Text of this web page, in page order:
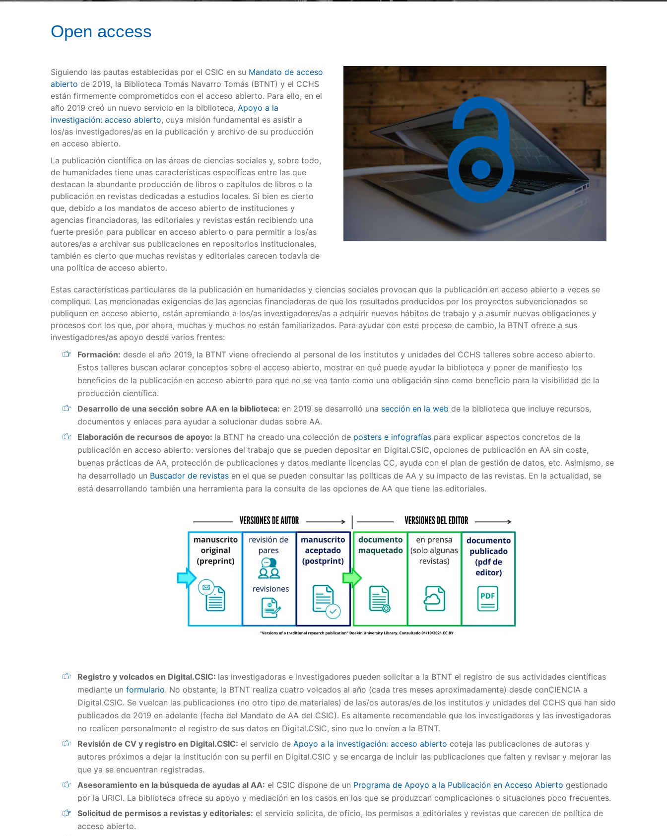
Open access
Siguiendo las pautas establecidas por el CSIC en su Mandato de acceso
abierto de 2019, la Biblioteca Tomás Navarro Tomás (BTNT) y el CCHS
están firmemente comprometidos con el acceso abierto. Para ello, en el
año 2019 creó un nuevo servicio en la biblioteca, Apoyo a la
investigación: acceso abierto, cuya misión fundamental es asistir a
los/as investigadores/as en la publicación y archivo de su producción
en acceso abierto.
La publicación científica en las áreas de ciencias sociales y, sobre todo,
de humanidades tiene unas características específicas entre las que
destacan la abundante producción de libros o capítulos de libros o la
publicación en revistas dedicadas a estudios locales. Si bien es cierto
que, debido a los mandatos de acceso abierto de instituciones y
agencias financiadoras, las editoriales y revistas están recibiendo una
fuerte presión para publicar en acceso abierto o para permitir a los/as
autores/as a archivar sus publicaciones en repositorios institucionales,
también es cierto que muchas revistas y editoriales carecen todavía de
una política de acceso abierto.
Estas características particulares de la publicación en humanidades y ciencias sociales provocan que la publicación en acceso abierto a veces se
complique. Las mencionadas exigencias de las agencias financiadoras de que los resultados producidos por los proyectos subvencionados se
publiquen en acceso abierto, están apremiando a los/as investigadores/as a adquirir nuevos hábitos de trabajo y a asumir nuevas obligaciones y
procesos con los que, por ahora, muchas y muchos no están familiarizados. Para ayudar con este proceso de cambio, la BTNT ofrece a sus
investigadores/as apoyo desde varios frentes:
Formación: desde el año 2019, la BTNT viene ofreciendo al personal de los institutos y unidades del CCHS talleres sobre acceso abierto.
Estos talleres buscan aclarar conceptos sobre el acceso abierto, mostrar en qué puede ayudar la biblioteca y poner de manifiesto los
beneficios de la publicación en acceso abierto para que no se vea tanto como una obligación sino como beneficio para la visibilidad de la
producción científica.
Desarrollo de una sección sobre AA en la biblioteca: en 2019 se desarrolló una sección en la web de la biblioteca que incluye recursos,
documentos y enlaces para ayudar a solucionar dudas sobre AA.
Elaboración de recursos de apoyo: la BTNT ha creado una colección de posters e infografías para explicar aspectos concretos de la
publicación en acceso abierto: versiones del trabajo que se pueden depositar en Digital.CSIC, opciones de publicación en AA sin coste,
buenas prácticas de AA, protección de publicaciones y datos mediante licencias CC, ayuda con el plan de gestión de datos, etc. Asimismo, se
ha desarrollado un Buscador de revistas en el que se pueden consultar las políticas de AA y su impacto de las revistas. En la actualidad, se
está desarrollando también una herramienta para la consulta de las opciones de AA que tiene las editoriales.
Registro y volcados en Digital.CSIC: las investigadoras e investigadores pueden solicitar a la BTNT el registro de sus actividades científicas
mediante un formulario. No obstante, la BTNT realiza cuatro volcados al año (cada tres meses aproximadamente) desde conCIENCIA a
Digital.CSIC. Se vuelcan las publicaciones (no otro tipo de materiales) de las/os autoras/es de los institutos y unidades del CCHS que han sido
publicados de 2019 en adelante (fecha del Mandato de AA del CSIC). Es altamente recomendable que los investigadores y las investigadoras
no realicen personalmente el registro de sus datos en Digital.CSIC, sino que lo envíen a la BTNT.
Revisión de CV y registro en Digital.CSIC: el servicio de Apoyo a la investigación: acceso abierto coteja las publicaciones de autoras y
autores próximos a dejar la institución con su perfil en Digital.CSIC y se encarga de incluir las publicaciones que falten y revisar y mejorar las
que ya se encuentran registradas.
Asesoramiento en la búsqueda de ayudas al AA: el CSIC dispone de un Programa de Apoyo a la Publicación en Acceso Abierto gestionado
por la URICI. La biblioteca ofrece su apoyo y mediación en los casos en los que se produzcan complicaciones o situaciones poco frecuentes.
Solicitud de permisos a revistas y editoriales: el servicio solicita, de oficio, los permisos a editoriales y revistas que carecen de política de
acceso abierto.